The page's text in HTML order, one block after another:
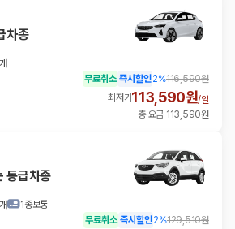
차종
무료취소 즉시할인2%116,590원
최저가113,590원/일
총 요금 113,590원
동급차종
1종보통
무료취소 즉시할인2%129,510원